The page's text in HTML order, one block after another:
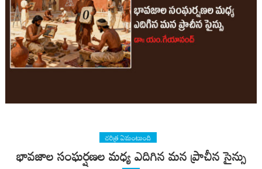
చరిత్ర ఏమంటుంది
భావజాల సంఘర్షణల మధ్య ఎదిగిన మన ప్రాచీన సైన్సు